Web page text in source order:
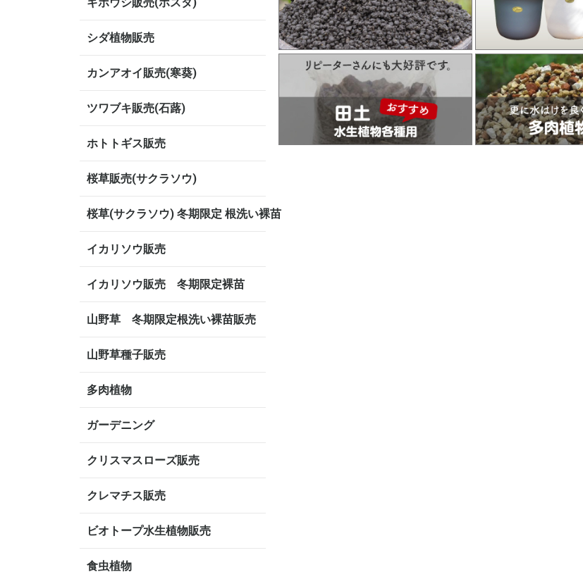
シダ植物販売
カンアオイ販売(寒葵)
ツワブキ販売(石蕗)
ホトトギス販売
桜草販売(サクラソウ)
桜草(サクラソウ) 冬期限定 根洗い裸苗
イカリソウ販売
イカリソウ販売 冬期限定裸苗
山野草 冬期限定根洗い裸苗販売
山野草種子販売
多肉植物
ガーデニング
クリスマスローズ販売
クレマチス販売
ビオトープ水生植物販売
食虫植物